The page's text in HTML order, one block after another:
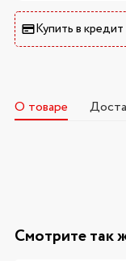
Купить в кредит
О товаре
Смотрите так